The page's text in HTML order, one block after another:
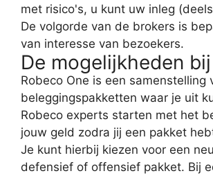
met risico's, u kunt uw inleg
De volgorde van de brokers is
van interesse van bezoekers.
De mogelijkheden
Robeco One is een samenstelling
beleggingspakketten waar je uit
Robeco experts starten met het
jouw geld zodra jij een pakket
Je kunt hierbij kiezen voor een
defensief of offensief pakket. Bij